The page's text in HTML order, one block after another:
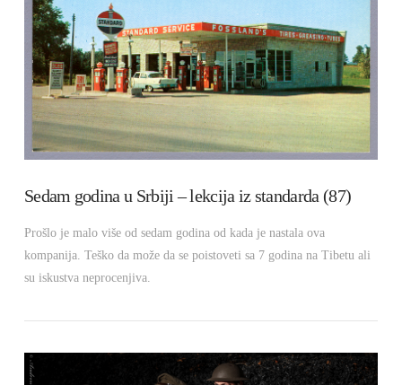
Sedam godina u Srbiji – lekcija iz standarda (87)
Prošlo je malo više od sedam godina od kada je nastala ova
kompanija. Teško da može da se poistoveti sa 7 godina na Tibetu ali
su iskustva neprocenjiva.